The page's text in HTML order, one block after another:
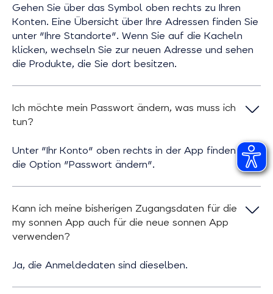
Gehen Sie über das Symbol oben rechts zu Ihren
Konten. Eine Übersicht über Ihre Adressen finden Sie
unter "Ihre Standorte". Wenn Sie auf die Kacheln
klicken, wechseln Sie zur neuen Adresse und sehen
die Produkte, die Sie dort besitzen.
Ich möchte mein Passwort ändern, was muss ich
tun?
Unter "Ihr Konto" oben rechts in der App finden Sie
die Option "Passwort ändern".
Kann ich meine bisherigen Zugangsdaten für die
my sonnen App auch für die neue sonnen App
verwenden?
Ja, die Anmeldedaten sind dieselben.